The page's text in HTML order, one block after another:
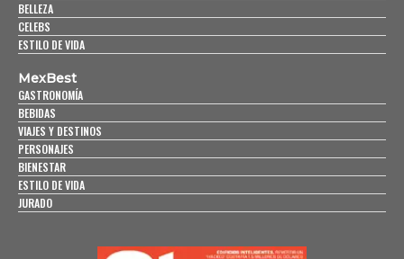
BELLEZA
CELEBS
ESTILO DE VIDA
MexBest
GASTRONOMÍA
BEBIDAS
VIAJES Y DESTINOS
PERSONAJES
BIENESTAR
ESTILO DE VIDA
JURADO